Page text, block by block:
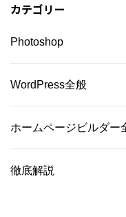
カテゴリー
Photoshop
WordPress全般
ホームページビルダー
徹底解説